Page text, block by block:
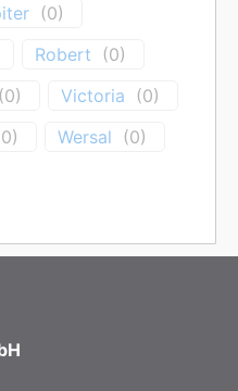
(0)
Robert (0)
(0) Victoria (0)
0) Wersal (0)